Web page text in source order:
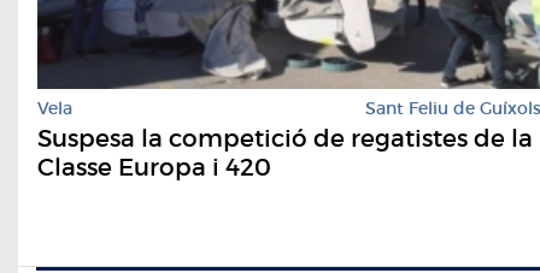
Vela Sant Feliu de Guíxols
Suspesa la competició de regatistes de la
Classe Europa i 420